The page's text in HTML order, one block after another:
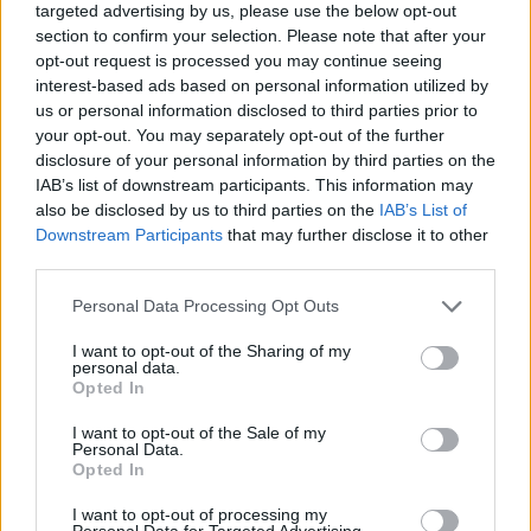
targeted advertising by us, please use the below opt-out
section to confirm your selection. Please note that after your
opt-out request is processed you may continue seeing
interest-based ads based on personal information utilized by
us or personal information disclosed to third parties prior to
your opt-out. You may separately opt-out of the further
disclosure of your personal information by third parties on the
IAB’s list of downstream participants. This information may
also be disclosed by us to third parties on the IAB’s List of
Downstream Participants that may further disclose it to other
Personal Data Processing Opt Outs
I want to opt-out of the Sharing of my
personal data.
Opted In
I want to opt-out of the Sale of my
Personal Data.
Opted In
I want to opt-out of processing my
Mojmír Vlašín: Další příhody ochránce přírody
Druhá nůše příhod Mojmíra
Vlašína opět přináší rozmarné
příběhy z autorova
ochranářského,
Viktorie Hanišová: Beton a
hlína
rok vydání: 2021
Koupit na Kosmas.cz
Spisovatelka
Hanišová v
hlína
prostřednictvím třinácti rozhovorů zachycuje
Omar el Karib: Ostrov Socci